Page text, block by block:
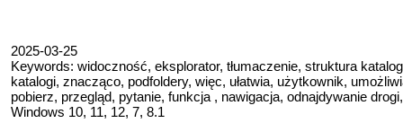
2025-03-25
Keywords: widoczność, eksplorator, tłumaczenie, struktura
katalogi, znacząco, podfoldery, więc, ułatwia, użytkownik,
pobierz, przegląd, pytanie, funkcja , nawigacja, odnajdywanie
Windows 10, 11, 12, 7, 8.1